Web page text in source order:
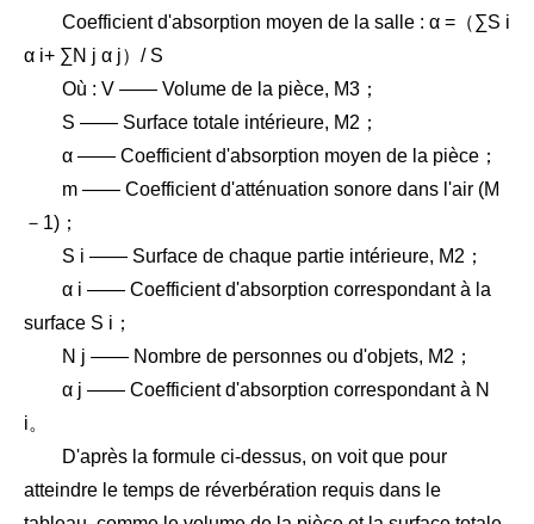
Coefficient d'absorption moyen de la salle : α =（∑S i
α i+ ∑N j α j）/ S
Où : V —— Volume de la pièce, M3；
S —— Surface totale intérieure, M2；
α —— Coefficient d'absorption moyen de la pièce；
m —— Coefficient d'atténuation sonore dans l'air (M
－1)；
S i —— Surface de chaque partie intérieure, M2；
α i —— Coefficient d'absorption correspondant à la
surface S i；
N j —— Nombre de personnes ou d'objets, M2；
α j —— Coefficient d'absorption correspondant à N
i。
D'après la formule ci-dessus, on voit que pour
atteindre le temps de réverbération requis dans le